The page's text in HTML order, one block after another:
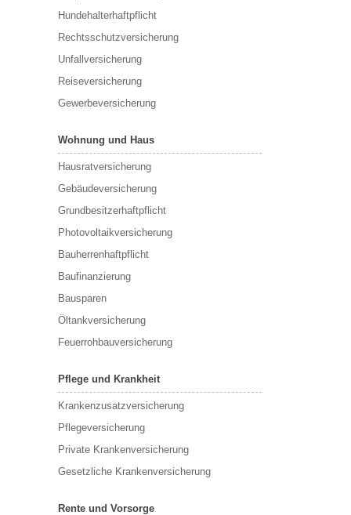
Hundehalterhaftpflicht
Rechtsschutzversicherung
Unfallversicherung
Reiseversicherung
Gewerbeversicherung
Wohnung und Haus
Hausratversicherung
Gebäudeversicherung
Grundbesitzerhaftpflicht
Photovoltaikversicherung
Bauherrenhaftpflicht
Baufinanzierung
Bausparen
Öltankversicherung
Feuerrohbauversicherung
Pflege und Krankheit
Krankenzusatzversicherung
Pflegeversicherung
Private Krankenversicherung
Gesetzliche Krankenversicherung
Rente und Vorsorge